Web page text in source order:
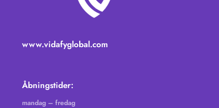
www.vidafyglobal.com
Åbningstider:
mandag – fredag